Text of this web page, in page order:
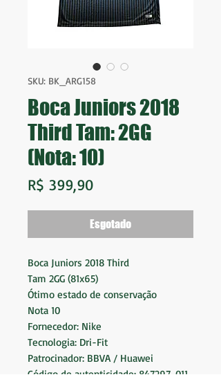
SKU: BK_ARG158
Boca Juniors 2018
Third Tam: 2GG
(Nota: 10)
R$ 399,90Preço
Esgotado
Boca Juniors 2018 Third
Tam 2GG (81x65)
Ótimo estado de conservação
Nota 10
Fornecedor: Nike
Tecnologia: Dri-Fit
Patrocinador: BBVA / Huawei
Código de autenticidade: 847297-011